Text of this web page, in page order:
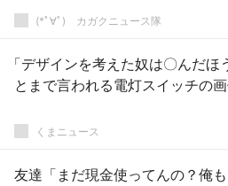
(*ﾟ∀ﾟ)ゞカガクニュース隊
「デザインを考えた奴は〇んだほ
とまで言われる電灯スイッチの
くまニュース
友達「まだ現金使ってんの？俺